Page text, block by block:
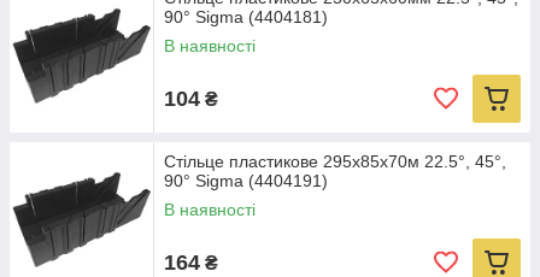
90° Sigma (4404181)
В наявності
104 ₴
Стільце пластикове 295х85х70м 22.5°, 45°,
90° Sigma (4404191)
В наявності
164 ₴